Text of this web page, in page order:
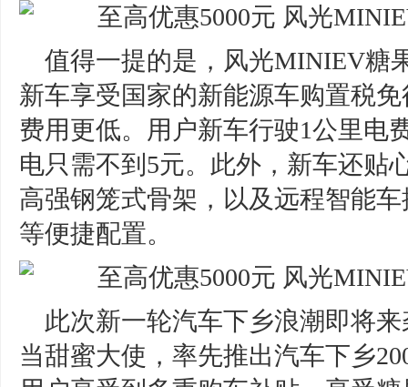
值得一提的是，风光MINIEV糖
新车享受国家的新能源车购置税
费用更低。用户新车行驶1公里电
电只需不到5元。此外，新车还贴
高强钢笼式骨架，以及远程智能
等便捷配置。
此次新一轮汽车下乡浪潮即将
当甜蜜大使，率先推出汽车下乡